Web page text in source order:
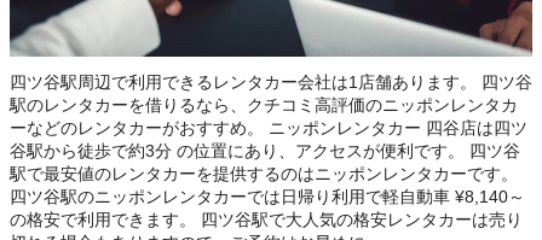
四ツ谷駅周辺で利用できるレンタカー会社は1店舗あります。 四ツ谷
駅のレンタカーを借りるなら、クチコミ高評価のニッポンレンタカ
ーなどのレンタカーがおすすめ。 ニッポンレンタカー 四谷店は四ツ
谷駅から徒歩で約3分 の位置にあり、アクセスが便利です。 四ツ谷
駅で最安値のレンタカーを提供するのはニッポンレンタカーです。
四ツ谷駅のニッポンレンタカーでは日帰り利用で軽自動車 ¥8,140～
の格安で利用できます。 四ツ谷駅で大人気の格安レンタカーは売り